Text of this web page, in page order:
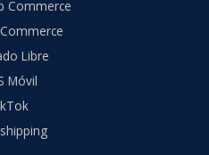
Commerce
Libre
Móvil